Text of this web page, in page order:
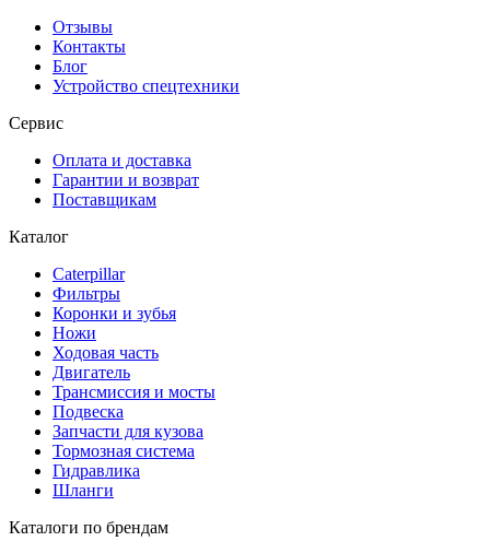
Отзывы
Контакты
Блог
Устройство спецтехники
Сервис
Оплата и доставка
Гарантии и возврат
Поставщикам
Каталог
Caterpillar
Фильтры
Коронки и зубья
Ножи
Ходовая часть
Двигатель
Трансмиссия и мосты
Подвеска
Запчасти для кузова
Тормозная система
Гидравлика
Шланги
Каталоги по брендам